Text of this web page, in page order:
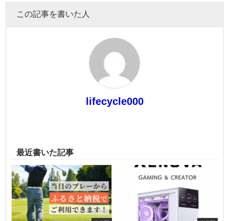
この記事を書いた人
lifecycle000
最近書いた記事